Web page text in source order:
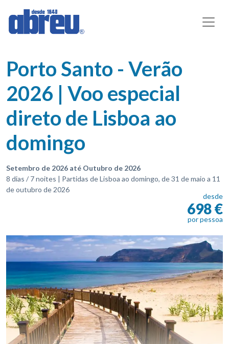
Porto Santo - Verão
2026 | Voo especial
direto de Lisboa ao
domingo
Setembro de 2026 até Outubro de 2026
8 dias / 7 noites | Partidas de Lisboa ao domingo, de 31 de maio a 11
de outubro de 2026
desde
698 €
por pessoa